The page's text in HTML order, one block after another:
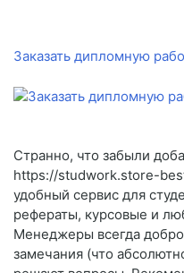
Заказать дипломную
Странно, что забыли
https://studwork.store-
удобный сервис для
рефераты, курсовые и
Менеджеры всегда
замечания (что